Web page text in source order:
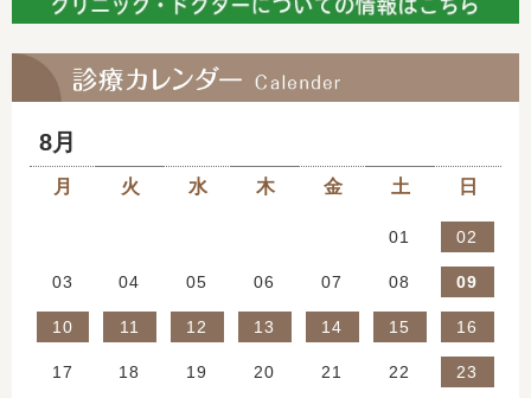
緑内障
加齢黄斑変性
飛蚊症
アレルギー性結膜炎
眼鏡・コンタクト処方
8月
月 火 水 木 金 土 日
01 02
03 04 05 06 07 08 09
10 11 12 13 14 15 16
17 18 19 20 21 22 23